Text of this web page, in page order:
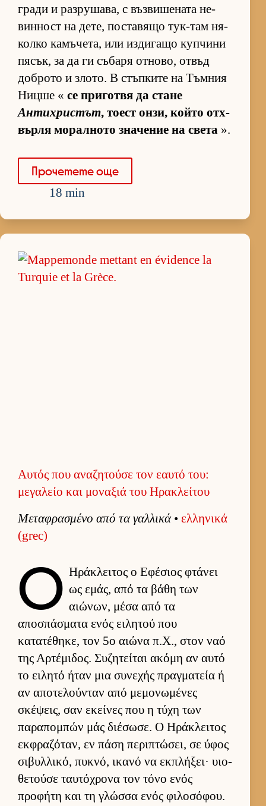
гради и раз­ру­ша­ва, с въз­ви­ше­ната не­
вин­ност на де­те, пос­та­вящо тук-там ня­
колко ка­мъ­че­та, или из­ди­гащо куп­чини
пя­сък, за да ги съ­баря от­но­во, от­въд
доб­рото и зло­то. В стъп­ките на Тъм­ния
Ницше « се при­готвя да стане
Антихристът, то­ест он­зи, който от­х­
върля мо­рал­ното зна­че­ние на света ».
Про­че­тете още
18 min
Αυτός που αναζητούσε τον εαυτό του:
μεγαλείο και μοναξιά του Ηρακλείτου
Μεταφρασμένο από τα γαλ­λικά• ελ­ληνικά
(grec)
Ο Ηράκλει­τος ο Εφέσιος φτάνει
ως εμάς, από τα βάθη των
αιώνων, μέσα από τα
αποσπάσματα ενός ει­λητού που
κατατέθηκε, τον 5ο αιώνα π.Χ., στον ναό
της Αρ­τέμιδος. Συζητεί­ται ακόμη αν αυτό
το ει­λητό ήταν μια συνεχής πραγ­ματεία ή
αν αποτελού­νταν από μεμονωμένες
σκέψεις, σαν εκεί­νες που η τύχη των
παραπομπών μάς διέσωσε. Ο Ηράκλει­τος
εκ­φραζόταν, εν πάση περιπτώσει, σε ύφος
σιβυλ­λικό, πυκνό, ικανό να εκ­πλήξει· υιο­
θετούσε ταυ­τόχρονα τον τόνο ενός
προφήτη και τη γλώσσα ενός φιλοσόφου.